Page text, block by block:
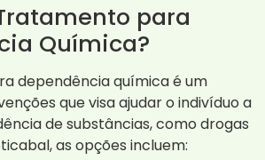
para
Química?
dependência química é um
que visa ajudar o indivíduo a
de substâncias, como drogas
as opções incluem: